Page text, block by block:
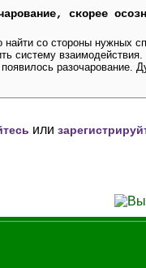
скорее
найти со стороны нужных
систему
или